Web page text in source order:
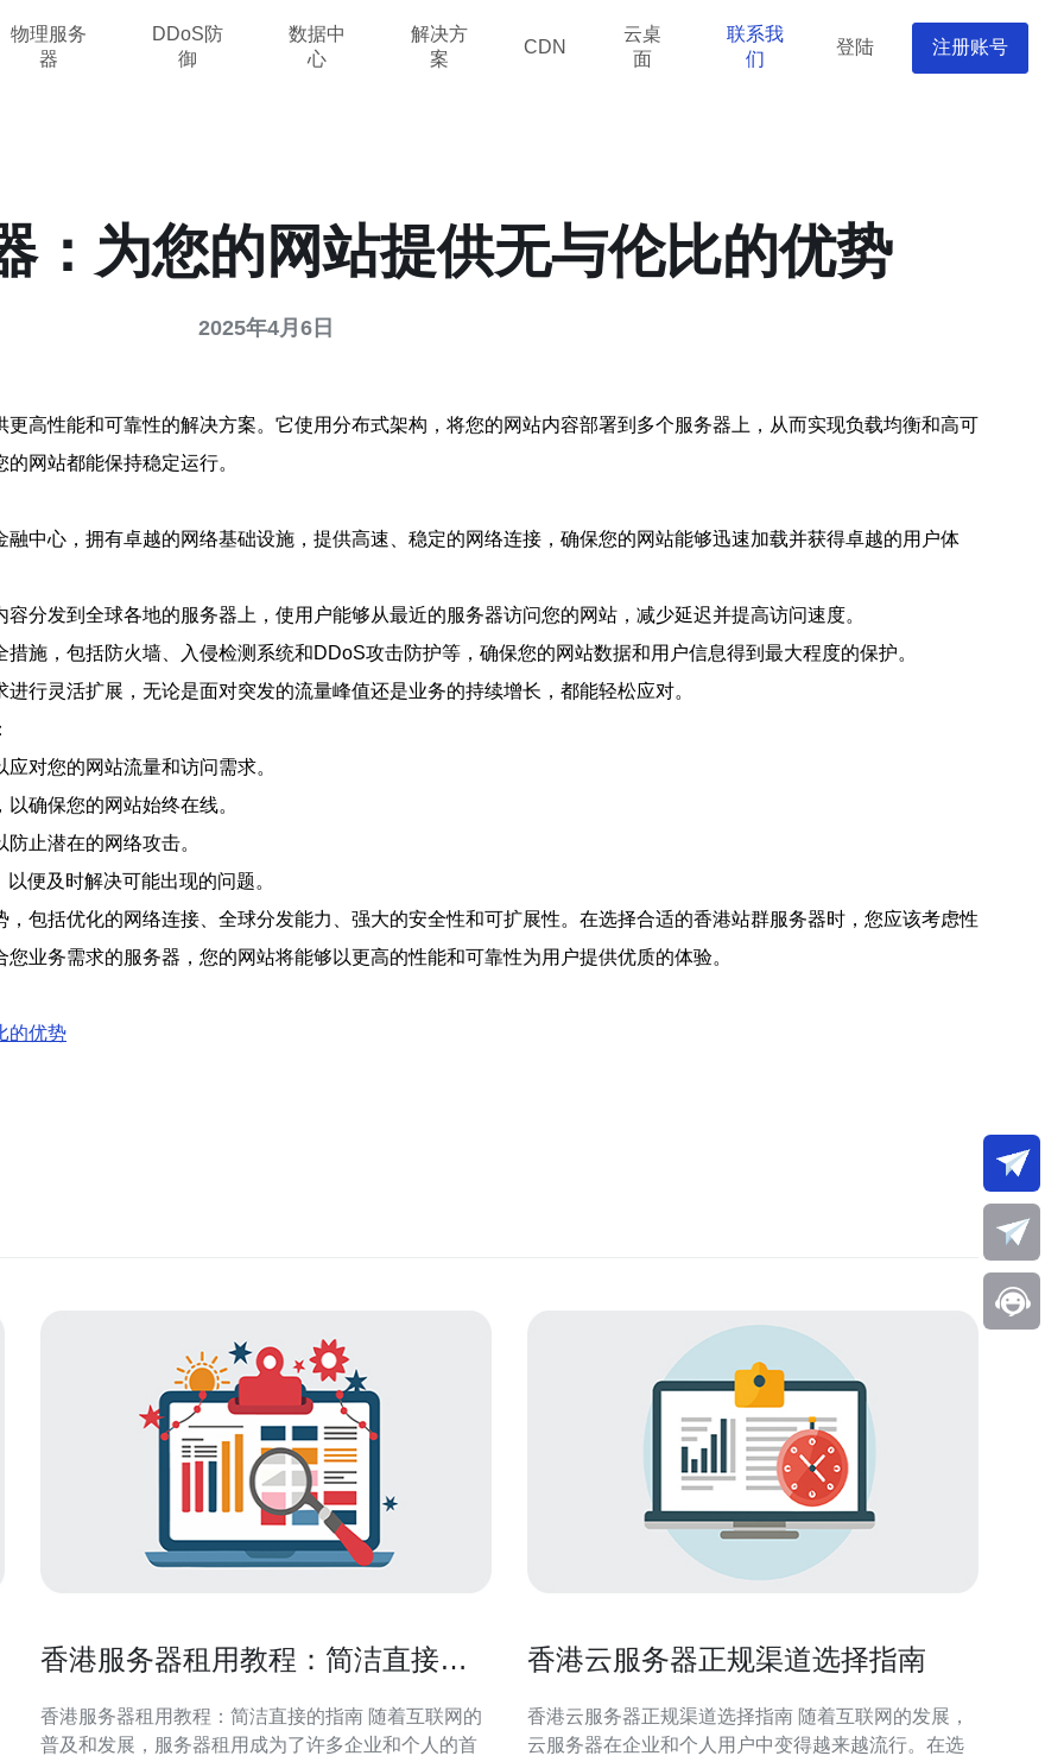
物理服务
器
DDoS防
御
数据中
心
解决方
案
CDN
云桌
面
联系我
们
登陆 注册账号
：为您的网站提供无与伦比的优势
2025年4月6日
高性能和可靠性的解决方案。它使用分布式架构，将您的网站内容部署到多个服务器上，从而实现负载均衡和高可
网站都能保持稳定运行。
融中心，拥有卓越的网络基础设施，提供高速、稳定的网络连接，确保您的网站能够迅速加载并获得卓越的用户体
分发到全球各地的服务器上，使用户能够从最近的服务器访问您的网站，减少延迟并提高访问速度。
施，包括防火墙、入侵检测系统和DDoS攻击防护等，确保您的网站数据和用户信息得到最大程度的保护。
行灵活扩展，无论是面对突发的流量峰值还是业务的持续增长，都能轻松应对。
对您的网站流量和访问需求。
确保您的网站始终在线。
止潜在的网络攻击。
便及时解决可能出现的问题。
包括优化的网络连接、全球分发能力、强大的安全性和可扩展性。在选择合适的香港站群服务器时，您应该考虑性
业务需求的服务器，您的网站将能够以更高的性能和可靠性为用户提供优质的体验。
的优势
香港服务器租用教程：简洁直接的
香港服务器租用教程：简洁直接的指南 随着互联网的
普及和发展，服务器租用成为了许多企业和个人的首
香港云服务器正规渠道选择指南
香港云服务器正规渠道选择指南 随着互联网的发展，
云服务器在企业和个人用户中变得越来越流行。在选